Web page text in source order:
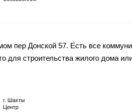
пер Донской 57. Есть все
для строительства жилого дома
г. Шахты
Центр